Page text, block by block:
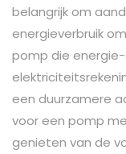
belangrijk om
energieverbruik
pomp die
een duurzamere
voor een pomp
genieten van de